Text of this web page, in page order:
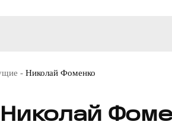
- Николай Фоменко
Николай